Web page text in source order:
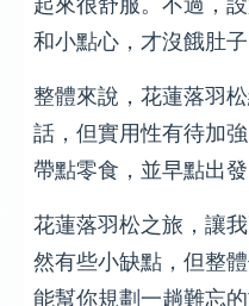
起來很舒服。不過，
和小點心，才沒餓肚子
整體來說，花蓮落羽
話，但實用性有待加
帶點零食，並早點出發
花蓮落羽松之旅，讓
然有些小缺點，但整
能幫你規劃一趟難忘的